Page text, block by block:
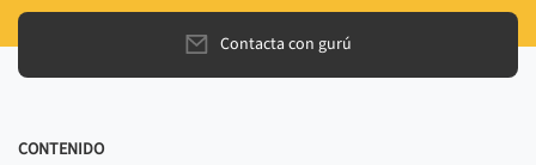
Contacta con gurú
CONTENIDO